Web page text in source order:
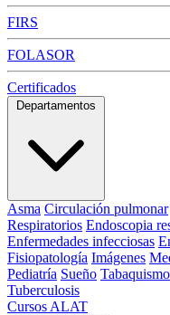
FIRS
FOLASOR
Certificados
Departamentos
Asma Circulación pulmonar
Respiratorios Endoscopia
Enfermedades infecciosas
Fisiopatología Imágenes
Pediatría Sueño
Tuberculosis
Cursos ALAT